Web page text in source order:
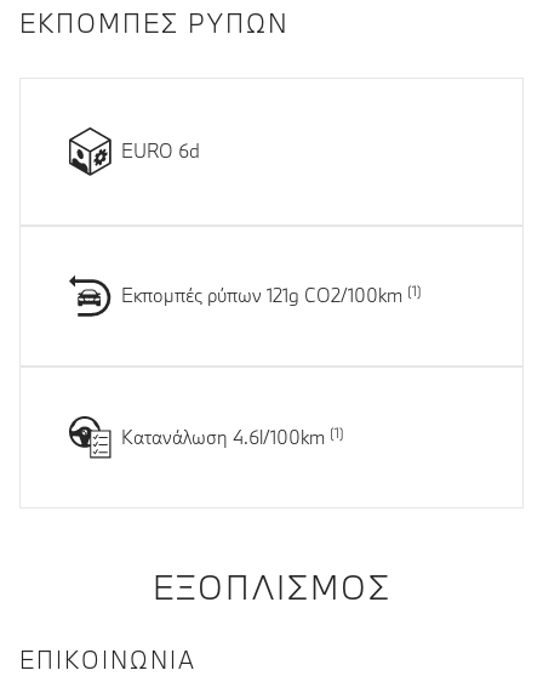
ΕΚΠΟΜΠΈΣ ΡΎΠΩΝ
EURO 6d
Εκπομπές ρύπων 121g CO2/100km
Κατανάλωση 4.6l/100km
ΕΞΟΠΛΙΣΜΌΣ
ΕΠΙΚΟΙΝΩΝΊΑ